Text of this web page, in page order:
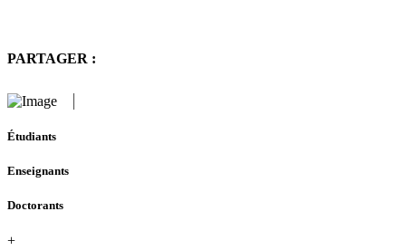
PARTAGER :
Étudiants
Enseignants
Doctorants
+